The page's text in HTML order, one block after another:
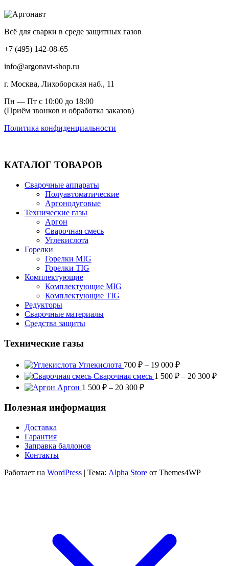
Всё для сварки в среде защитных газов
+7 (495) 142-08-65
info@argonavt-shop.ru
г. Москва, Лихоборская наб., 11
Пн — Пт с 10:00 до 18:00
(Приём звонков и обработка заказов)
Политика конфиденциальности
КАТАЛОГ ТОВАРОВ
Сварочные аппараты
Полуавтоматические
Аргонодуговые
Технические газы
Аргон
Сварочная смесь
Углекислота
Горелки
Горелки MIG
Горелки TIG
Комплектующие
Комплектующие MIG
Комплектующие TIG
Редукторы
Сварочные материалы
Средства защиты
Технические газы
Углекислота 700 ₽ – 19 000 ₽Диапазон
цен:
Сварочная смесь 1 500 ₽ – 20 300 ₽
Аргон 1 500 ₽ – 20 300 ₽Диапазон
Полезная информация
Доставка
Гарантия
Заправка баллонов
Контакты
Работает на WordPress | Тема: Alpha Store от Themes4WP